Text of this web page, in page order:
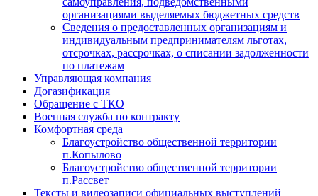
организациями выделяемых бюджетных средств
Сведения о предоставленных организациям и
индивидуальным предпринимателям льготах,
отсрочках, рассрочках, о списании задолженности
по платежам
Управляющая компания
Догазификация
Обращение с ТКО
Военная служба по контракту
Комфортная среда
Благоустройство общественной территории
п.Копылово
Благоустройство общественной территории
п.Рассвет
Тексты и видеозаписи официальных выступлений